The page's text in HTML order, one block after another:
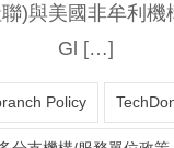
)與美國非牟利機
Gl […]
Policy